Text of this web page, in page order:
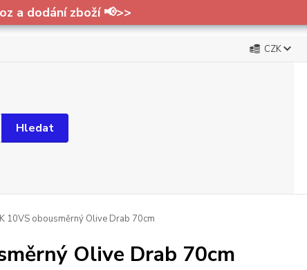
a dodání zboží 📢>>
CZK
Hledat
10VS obousměrný Olive Drab 70cm
Olive Drab 70cm